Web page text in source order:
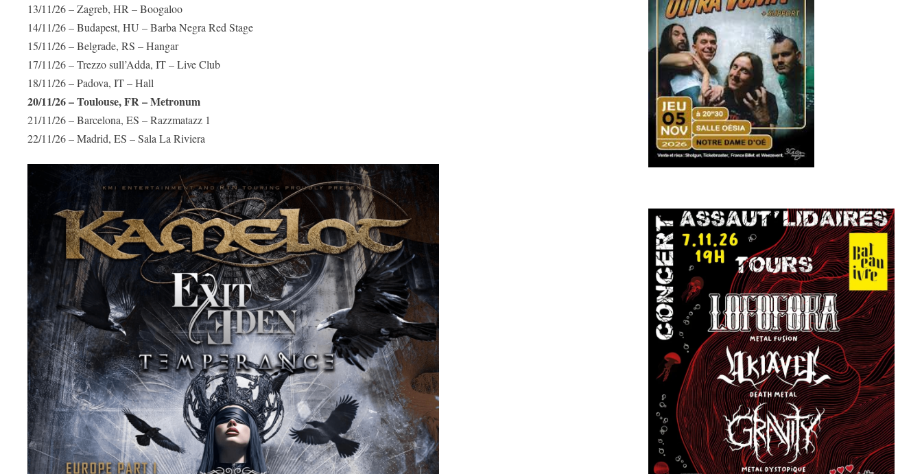
13/11/26 – Zagreb, HR – Boogaloo
14/11/26 – Budapest, HU – Barba Negra Red Stage
15/11/26 – Belgrade, RS – Hangar
17/11/26 – Trezzo sull’Adda, IT – Live Club
18/11/26 – Padova, IT – Hall
20/11/26 – Toulouse, FR – Metronum
21/11/26 – Barcelona, ES – Razzmatazz 1
22/11/26 – Madrid, ES – Sala La Riviera